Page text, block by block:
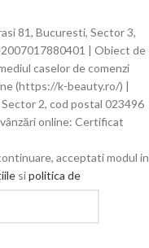
81, Bucuresti, Sector 3,
| Obiect de
caselor de comenzi
(https://k-beauty.ro/) |
2, cod postal 023496
online: Certificat
acceptati modul in
sipolitica de